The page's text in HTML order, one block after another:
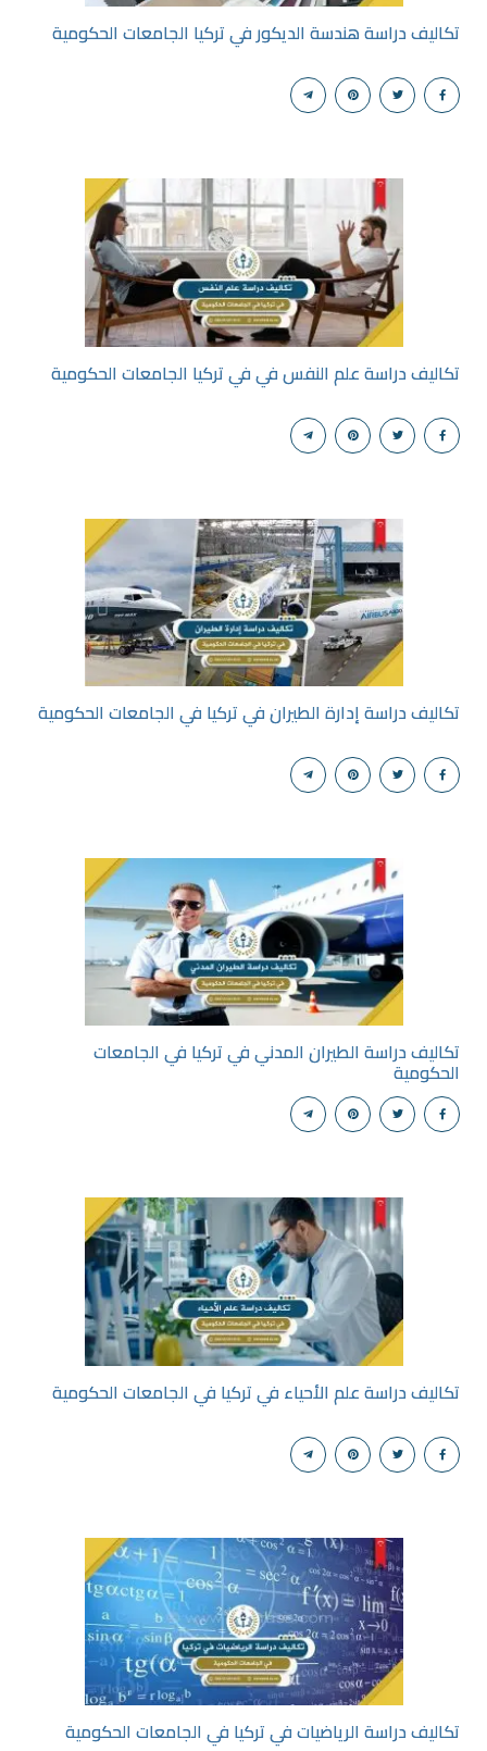
تكاليف دراسة هندسة الديكور في تركيا الجامعات الحكومية
تكاليف دراسة علم النفس في في تركيا الجامعات الحكومية
تكاليف دراسة إدارة الطيران في تركيا في الجامعات الحكومية
تكاليف دراسة الطيران المدني في تركيا في الجامعات
الحكومية
تكاليف دراسة علم الأحياء في تركيا في الجامعات الحكومية
تكاليف دراسة الرياضيات في تركيا في الجامعات الحكومية